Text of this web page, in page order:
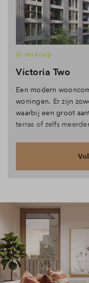
Victoria Two
In verkoop
Een modern
woningen. Er zijn
waarbij een groot
terras of zelfs